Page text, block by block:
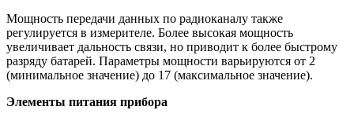
Мощность передачи данных по радиоканалу также
регулируется в измерителе. Более высокая мощность
увеличивает дальность связи, но приводит к более быстрому
разряду батарей. Параметры мощности варьируются от 2
(минимальное значение) до 17 (максимальное значение).
Элементы питания прибора